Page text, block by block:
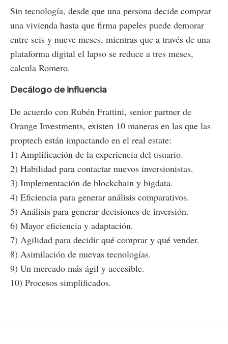
Sin tecnología, desde que una persona decide comprar
una vivienda hasta que firma papeles puede demorar
entre seis y nueve meses, mientras que a través de una
plataforma digital el lapso se reduce a tres meses,
calcula Romero.
Decálogo de influencia
De acuerdo con Rubén Frattini, senior partner de
Orange Investments, existen 10 maneras en las que las
proptech están impactando en el real estate:
1) Amplificación de la experiencia del usuario.
2) Habilidad para contactar nuevos inversionistas.
3) Implementación de blockchain y bigdata.
4) Eficiencia para generar análisis comparativos.
5) Análisis para generar decisiones de inversión.
6) Mayor eficiencia y adaptación.
7) Agilidad para decidir qué comprar y qué vender.
8) Asimilación de nuevas tecnologías.
9) Un mercado más ágil y accesible.
10) Procesos simplificados.